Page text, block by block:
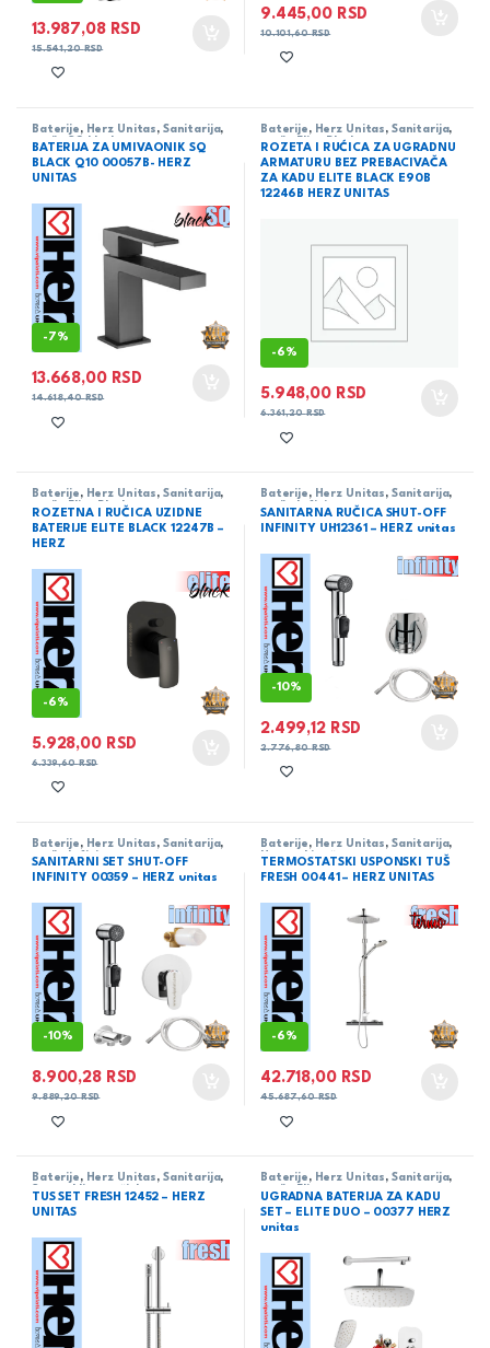
13.987,08 RSD
15.541,20RSD
9.445,00 RSD
10.101,60RSD
Baterije , Herz Unitas , Sanitarija,
serija SQ black
BATERIJA ZA UMIVAONIK SQ
BLACK Q10 00057B- HERZ
UNITAS
-7%
13.668,00 RSD
14.618,40RSD
Baterije , Herz Unitas , Sanitarija,
serija Elite Black
ROZETA I RUĆICA ZA UGRADNU
ARMATURU BEZ PREBACIVAČA
ZA KADU ELITE BLACK E90B
12246B HERZ UNITAS
-6%
5.948,00 RSD
6.361,20RSD
Baterije , Herz Unitas , Sanitarija,
serija Elite Black
ROZETNA I RUČICA UZIDNE
BATERIJE ELITE BLACK 12247B –
HERZ
-6%
5.928,00 RSD
6.339,60RSD
Baterije , Herz Unitas , Sanitarija,
serija Infinity
SANITARNA RUČICA SHUT-OFF
INFINITY UH12361 – HERZ unitas
-10%
2.499,12 RSD
2.776,80RSD
Baterije , Herz Unitas , Sanitarija,
serija Infinity
SANITARNI SET SHUT-OFF
INFINITY 00359 – HERZ unitas
-10%
8.900,28 RSD
9.889,20RSD
Baterije , Herz Unitas , Sanitarija,
Usponski tuš
TERMOSTATSKI USPONSKI TUŠ
FRESH 00441 – HERZ UNITAS
-6%
42.718,00 RSD
45.687,60RSD
Baterije , Herz Unitas , Sanitarija,
Set sa kliznom šipkom
TUS SET FRESH 12452 – HERZ
UNITAS
Baterije , Herz Unitas , Sanitarija,
serija Elite
UGRADNA BATERIJA ZA KADU
SET – ELITE DUO – 00377 HERZ
unitas